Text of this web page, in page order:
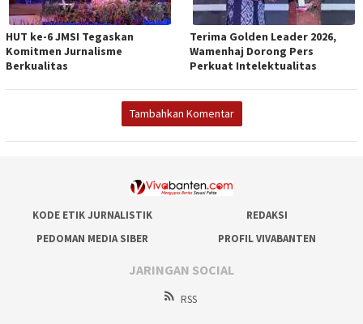
HUT ke-6 JMSI Tegaskan
Komitmen Jurnalisme
Berkualitas
Terima Golden Leader 2026,
Wamenhaj Dorong Pers
Perkuat Intelektualitas
Tambahkan Komentar
KODE ETIK JURNALISTIK
REDAKSI
PEDOMAN MEDIA SIBER
PROFIL VIVABANTEN
JARINGAN SOCIAL
RSS